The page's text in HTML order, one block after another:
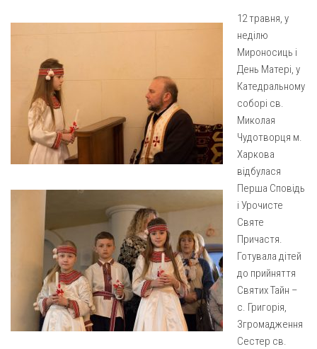
Покрови Пресвятої Богородиці (с. Вільча)
Парафія Благовіщення Пресвятої Богородиці (смт
Парафія Різдва Пресвятої Богородиці м. Берестин
(Красноград)
Парохії Полтавської області
Всіх Святих українського народу (м. Полтава)
Свято-Юріївська парафія (м. Полтава)
Архистратига Михаїла (с. Пригарівка)
Благовіщення Пресвятої Богородиці (с. Шевченки)
Введення у храм Пресвятої Богородиці (с. Дашківка)
Вознесіння ГНІХ (с. Витівка)
Молитви
Галерея
Рух pro-life
12 травня, у
неділю
Мироносиць і
День Матері, у
Катедральному
соборі св.
Миколая
Чудотворця м.
Харкова
відбулася
Перша Сповідь
і Урочисте
Святе
Причастя.
Готувала дітей
до прийняття
Святих Тайн –
с. Григорія,
Згромадження
Сестер св.